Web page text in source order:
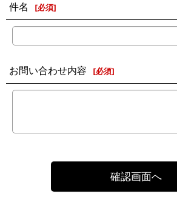
件名 [必須]
お問い合わせ内容 [必須]
確認画面へ